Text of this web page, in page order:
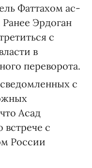
Фаттахом ас-
Эрдоган
с
в
переворота.
с
Асад
с
России